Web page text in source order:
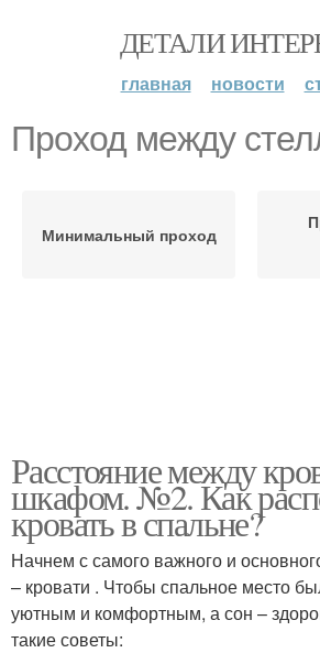
ДЕТАЛИ
главная новости
Проход между
Минимальный проход
Расстояние между
шкафом. №2. Как
кровать в спальне?
Начнем с самого важного и
– кровати . Чтобы спальное место
уютным и комфортным, а сон –
такие советы: